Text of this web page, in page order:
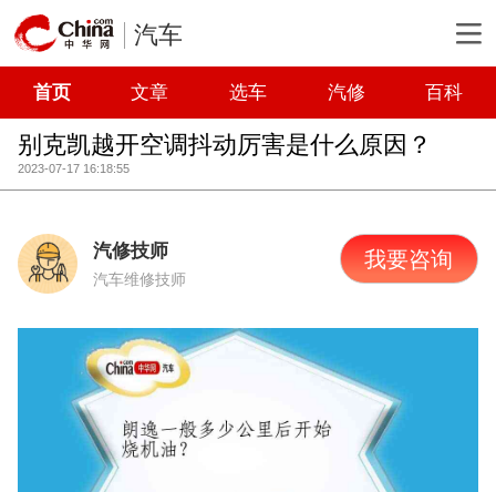
汽车
首页 文章 选车 汽修 百科
别克凯越开空调抖动厉害是什么原因？
2023-07-17 16:18:55
汽修技师
汽车维修技师
我要咨询